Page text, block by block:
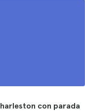
con parada